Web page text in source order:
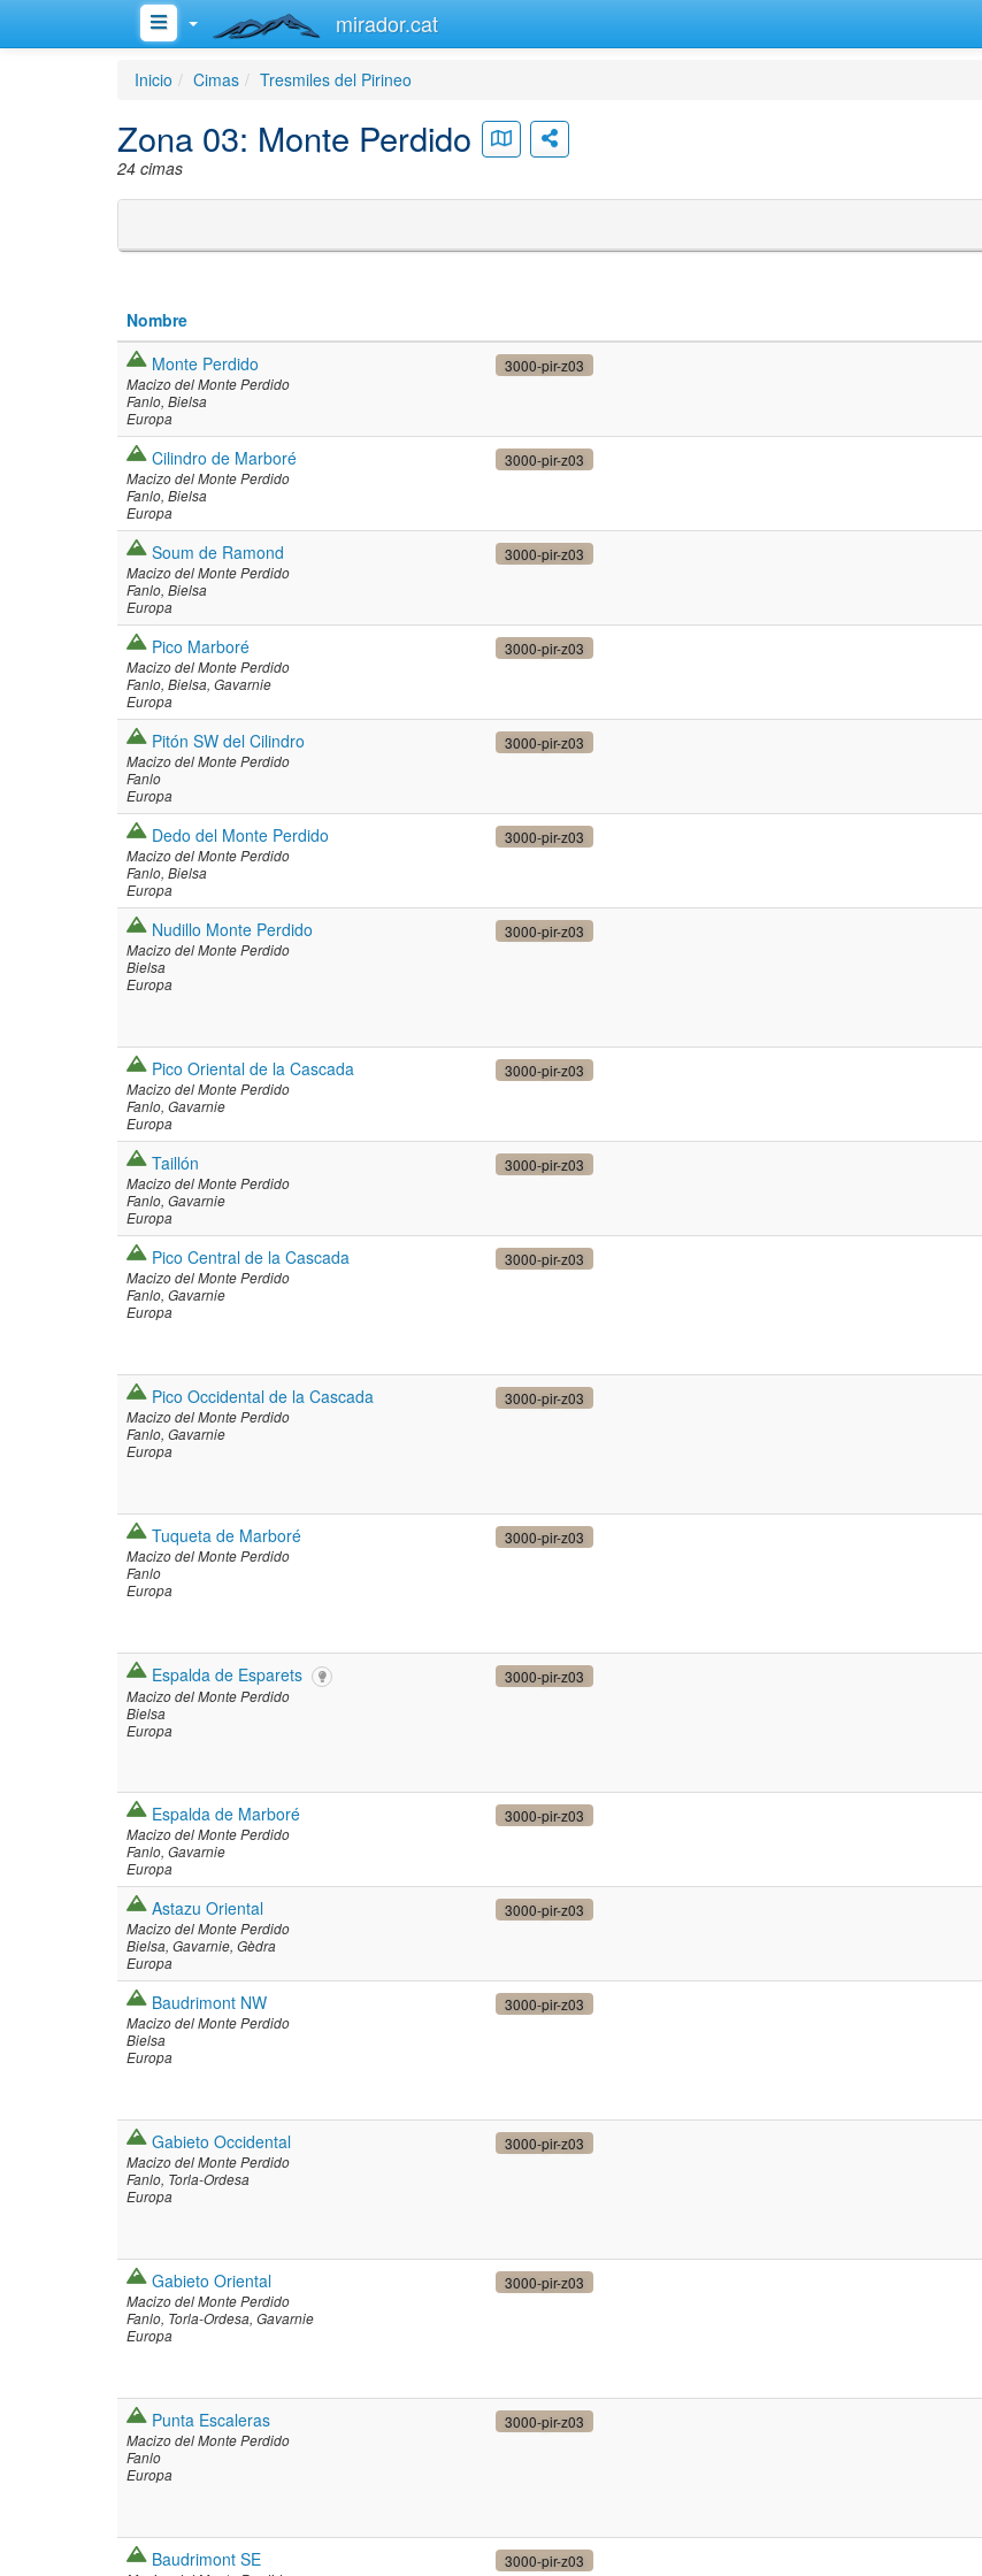
mirador.cat
Inicio Cimas Tresmiles del Pirineo
Zona 03: Monte Perdido
24 cimas
Nombre
Monte Perdido
Macizo del Monte Perdido
Fanlo Bielsa
Europa
3000-pir-z03
Cilindro de Marboré
Macizo del Monte Perdido
Fanlo Bielsa
Europa
3000-pir-z03
Soum de Ramond
Macizo del Monte Perdido
Fanlo Bielsa
Europa
3000-pir-z03
Pico Marboré
Macizo del Monte Perdido
Fanlo Bielsa Gavarnie
Europa
3000-pir-z03
Pitón SW del Cilindro
Macizo del Monte Perdido
Fanlo
Europa
3000-pir-z03
Dedo del Monte Perdido
Macizo del Monte Perdido
Fanlo Bielsa
Europa
3000-pir-z03
Nudillo Monte Perdido
Macizo del Monte Perdido
Bielsa
Europa
3000-pir-z03
Pico Oriental de la Cascada
Macizo del Monte Perdido
Fanlo Gavarnie
Europa
3000-pir-z03
Taillón
Macizo del Monte Perdido
Fanlo Gavarnie
Europa
3000-pir-z03
Pico Central de la Cascada
Macizo del Monte Perdido
Fanlo Gavarnie
Europa
3000-pir-z03
Pico Occidental de la Cascada
Macizo del Monte Perdido
Fanlo Gavarnie
Europa
3000-pir-z03
Tuqueta de Marboré
Macizo del Monte Perdido
Fanlo
Europa
3000-pir-z03
Espalda de Esparets
Macizo del Monte Perdido
Bielsa
Europa
3000-pir-z03
Espalda de Marboré
Macizo del Monte Perdido
Fanlo Gavarnie
Europa
3000-pir-z03
Astazu Oriental
Macizo del Monte Perdido
Bielsa Gavarnie Gèdra
Europa
3000-pir-z03
Baudrimont NW
Macizo del Monte Perdido
Bielsa
Europa
3000-pir-z03
Gabieto Occidental
Macizo del Monte Perdido
Fanlo Torla-Ordesa
Europa
3000-pir-z03
Gabieto Oriental
Macizo del Monte Perdido
Fanlo Torla-Ordesa Gavarnie
Europa
3000-pir-z03
Punta Escaleras
Macizo del Monte Perdido
Fanlo
Europa
3000-pir-z03
Baudrimont SE 3000-pir-z03